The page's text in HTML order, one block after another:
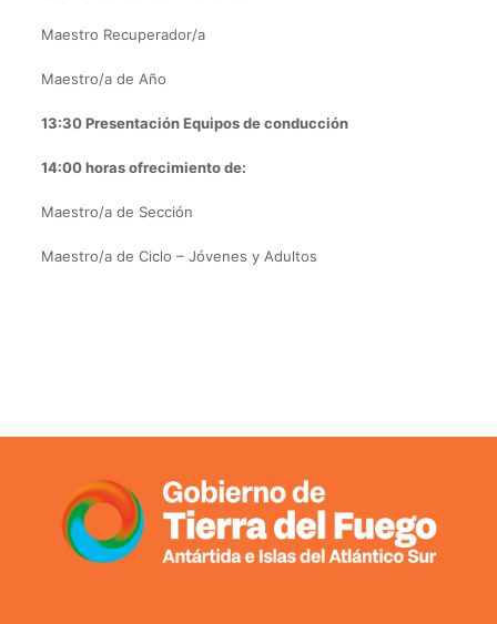
Maestro Recuperador/a
Maestro/a de Año
13:30 Presentación Equipos de conducción
14:00 horas ofrecimiento de:
Maestro/a de Sección
Maestro/a de Ciclo – Jóvenes y Adultos